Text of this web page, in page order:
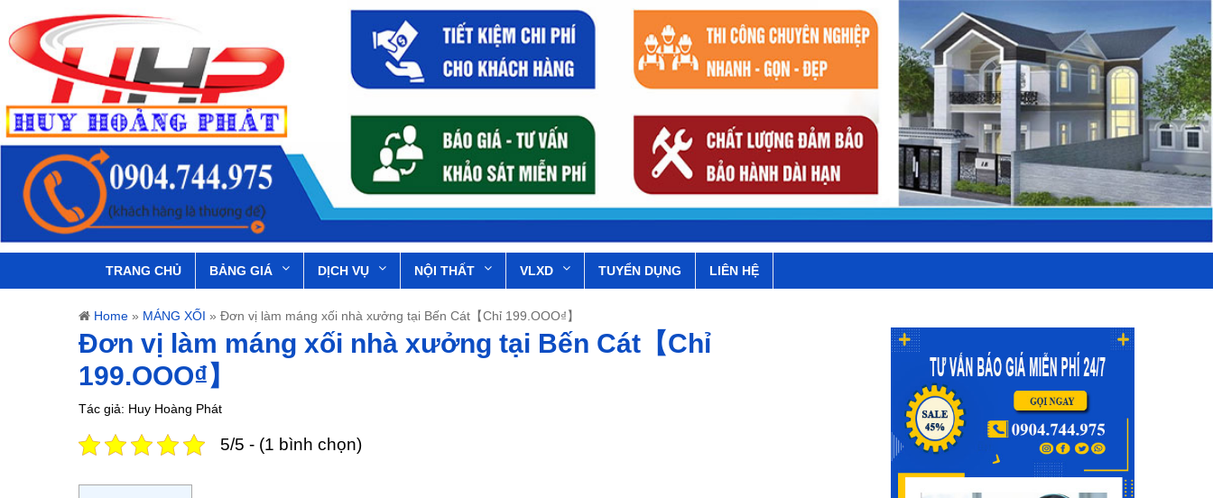
TRANG CHỦ BẢNG GIÁ DỊCH VỤ NỘI THẤT VLXD TUYỂN DỤNG LIÊN HỆ
Home » MÁNG XỐI » Đơn vị làm máng xối nhà xưởng tại Bến Cát【Chỉ 199.OOO₫】
Đơn vị làm máng xối nhà xưởng tại Bến Cát【Chỉ
199.OOO₫】
Tác giả: Huy Hoàng Phát
5/5 - (1 bình chọn)